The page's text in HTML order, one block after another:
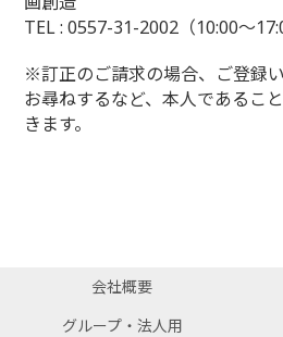
TEL : 0557-31-2002（10:00～
※訂正のご請求の場合、ご登録
お尋ねするなど、本人であるこ
きます。
会社概要
グループ・法人用